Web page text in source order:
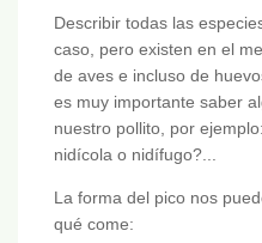
Describir todas las
caso, pero existen en el
de aves e incluso de
es muy importante saber
nuestro pollito, por
nidícola o nidífugo?...
La forma del pico nos
qué come: